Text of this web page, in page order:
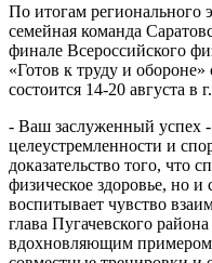
По итогам регионального
семейная команда
финале Всероссийского
«Готов к труду и
состоится 14-20 августа в
- Ваш заслуженный успех -
целеустремленности и
доказательство того, что
физическое здоровье, но
воспитывает чувство
глава Пугачевского
вдохновляющим